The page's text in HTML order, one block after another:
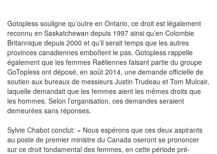
Gotopless souligne qu’outre en Ontario, ce droit est légalement
reconnu en Saskatchewan depuis 1997 ainsi qu’en Colombie
Britannique depuis 2000 et qu’il serait temps que les autres
provinces canadiennes emboîtent le pas. Gotopless rappelle
également que les femmes Raëliennes faisant partie du groupe
GoTopless ont déposé, en août 2014, une demande officielle de
soutien aux bureaux de messieurs Justin Trudeau et Tom Mulcair,
laquelle demandait que les femmes aient les mêmes droits que
les hommes. Selon l’organisation, ces demandes seraient
demeurées sans réponses.
Sylvie Chabot conclut: « Nous espérons que ces deux aspirants
au poste de premier ministre du Canada oseront se prononcer
sur ce droit fondamental des femmes, en cette période pré-